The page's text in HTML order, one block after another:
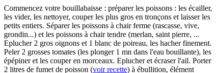
Commencez votre bouillabaisse : préparer les poissons : les écailler,
les vider, les nettoyer, couper les plus gros en tronçons et laisser les
petits entiers. Séparer les poissons à chair ferme (rascasse, vive,
grondin...) et les poissons à chair tendre (merlan, saint pierre, ...
Eplucher 2 gros oignons et 1 blanc de poireau, les hacher finement.
Peler 2 grosses tomates (les plonger 1 mn dans l'eau bouillante), les
épépiner et les couper en morceaux. Eplucher et écraser l'ail. Porter
2 litres de fumet de poisson (voir recette) à ébullition, élément